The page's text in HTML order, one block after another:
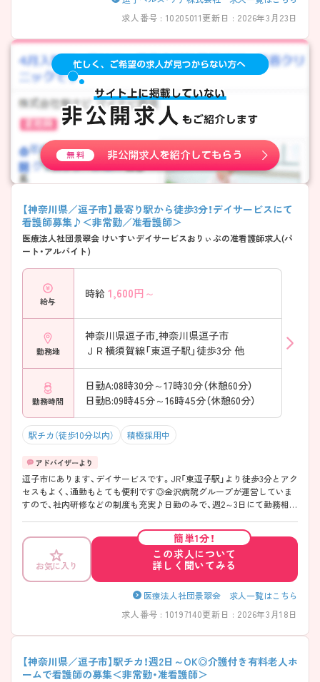
求人番号 : 10205011更新日 : 2026年3月23日
【神奈川県／逗子市】最寄り駅から徒歩3分！デイサービスにて
看護師募集♪＜非常勤／准看護師＞
医療法人社団景翠会 けいすいデイサービスおりぃぶの准看護師求人(パ
ート・アルバイト)
給与
時給 1,600円～
勤務地
神奈川県逗子市,神奈川県逗子市
ＪＲ横須賀線「東逗子駅」徒歩3分 他
勤務時間
日勤A:08時30分～17時30分（休憩60分）
日勤B:09時45分～16時45分（休憩60分）
駅チカ（徒歩10分以内） 積極採用中
逗子市にあります、デイサービスです。JR「東逗子駅」より徒歩3分とアク
セスもよく、通勤もとても便利です◎金沢病院グループが運営していま
すので、社内研修などの制度も充実♪日勤のみで、週2～3日にて勤務相談
す。 ご興味ありましたら是非、お問い合わせください♪
お気に入り
簡単1分！
この求人について
詳しく聞いてみる
医療法人社団景翠会 求人一覧はこちら
求人番号 : 10197140更新日 : 2026年3月18日
【神奈川県／逗子市】駅チカ！週2日～OK◎介護付き有料老人ホ
ームで看護師の募集＜非常勤・准看護師＞